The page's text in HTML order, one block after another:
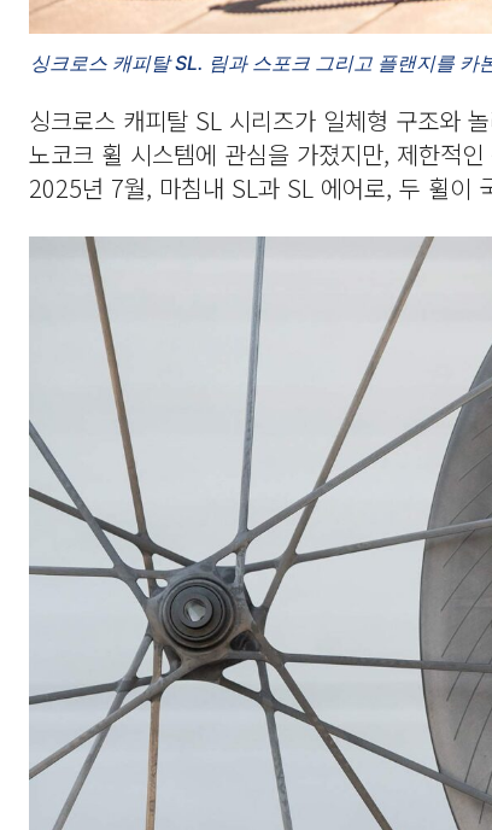
싱크로스 캐피탈 SL. 림과 스포크 그리고 플랜지를 카
싱크로스 캐피탈 SL 시리즈가 일체형 구조와
노코크 휠 시스템에 관심을 가졌지만, 제한적
2025년 7월, 마침내 SL과 SL 에어로, 두 휠이